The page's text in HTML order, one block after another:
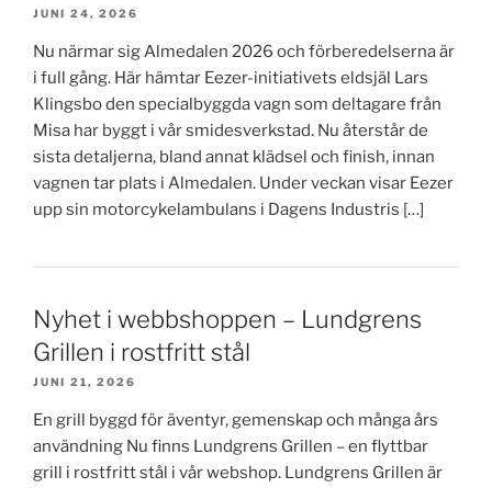
JUNI 24, 2026
Nu närmar sig Almedalen 2026 och förberedelserna är
i full gång. Här hämtar Eezer-initiativets eldsjäl Lars
Klingsbo den specialbyggda vagn som deltagare från
Misa har byggt i vår smidesverkstad. Nu återstår de
sista detaljerna, bland annat klädsel och finish, innan
vagnen tar plats i Almedalen. Under veckan visar Eezer
upp sin motorcykelambulans i Dagens Industris […]
Nyhet i webbshoppen – Lundgrens
Grillen i rostfritt stål
JUNI 21, 2026
En grill byggd för äventyr, gemenskap och många års
användning Nu finns Lundgrens Grillen – en flyttbar
grill i rostfritt stål i vår webshop. Lundgrens Grillen är